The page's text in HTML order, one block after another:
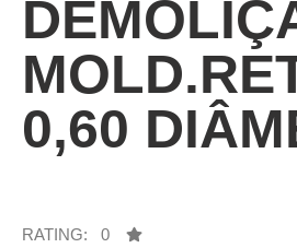
0,60
RATING: 0